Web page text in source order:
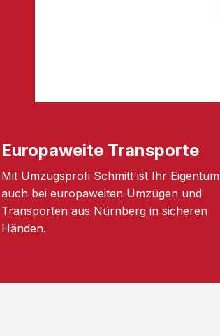
Europaweite Transporte
Mit Umzugsprofi Schmitt ist Ihr Eigentum
auch bei europaweiten Umzügen und
Transporten aus Nürnberg in sicheren
Händen.